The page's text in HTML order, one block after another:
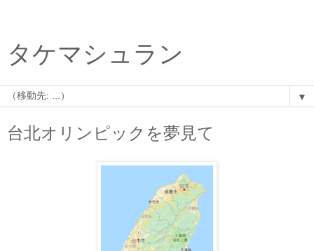
タケマシュラン
▼
台北オリンピックを夢見て